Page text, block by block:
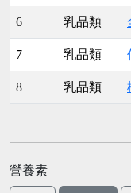
6 乳品類
7 乳品類
8 乳品類
營養素